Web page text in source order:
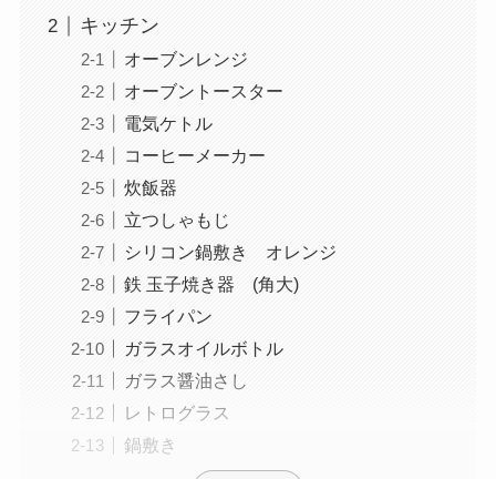
キッチン
オーブンレンジ
オーブントースター
電気ケトル
コーヒーメーカー
炊飯器
立つしゃもじ
シリコン鍋敷き オレンジ
鉄 玉子焼き器 (角大)
フライパン
ガラスオイルボトル
ガラス醤油さし
レトログラス
鍋敷き